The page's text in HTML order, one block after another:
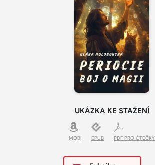
UKÁZKA KE STAŽENÍ
MOBI EPUB PDF PRO ČTEČKY